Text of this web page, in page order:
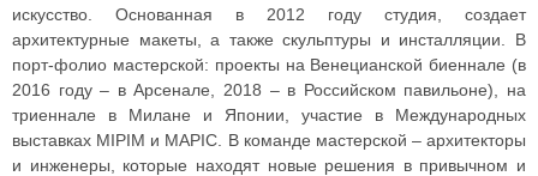
искусство. Основанная в 2012 году студия, создает
архитектурные макеты, а также скульптуры и инсталляции. В
порт-фолио мастерской: проекты на Венецианской биеннале (в
2016 году – в Арсенале, 2018 – в Российском павильоне), на
триеннале в Милане и Японии, участие в Международных
выставках MIPIM и MAPIC. В команде мастерской – архитекторы
и инженеры, которые находят новые решения в привычном и